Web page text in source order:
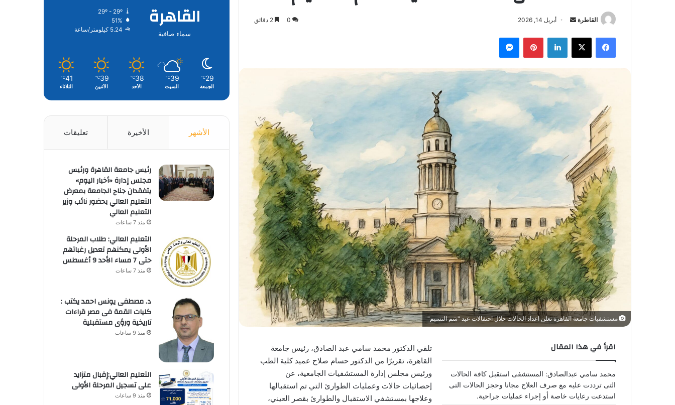
القاطرة
أرسل
إلكترونيا
أبريل 14, 2026 0
فيسبوك ‫X لينكدإن بينتيريستماسنجر
مستشفيات جامعة القاهرة تعلن اعداد الحالات خلال احتفالات عيد "شم النسيم"
اقرأ في هذا المقال
محمد سامي عبدالصادق: المستشفى استقبل كافة الحالات
التى ترددت عليه مع صرف العلاج مجانا وحجز الحالات التى
استدعت رعايات خاصة أو إجراء عمليات جراحية.
تلقي الدكتور محمد سامي عبد الصادق، رئيس جامعة
القاهرة، تقريرًا من الدكتور حسام صلاح عميد كلية الطب
ورئيس مجلس إدارة المستشفيات الجامعية، عن
إحصائيات حالات وعمليات الطوارئ التي تم استقبالها
وعلاجها بمستشفي الاستقبال والطوارئ بقصر العيني،
القاهرة
سماء صافية
29º - 29º
51%
5.24 كيلومتر/ساعة
29
℃
الجمعة
39
℃
السبت
38
℃
الأحد
39
℃
الأثنين
41
℃
الثلاثاء
الأشهر الأخيرة تعليقات
رئيس جامعة القاهرة ورئيس
مجلس إدارة «أخبار اليوم»
يتفقدان جناح الجامعة بمعرض
التعليم العالي بحضور نائب وزير
التعليم العالي
منذ 7 ساعات
التعليم العالي: طلاب المرحلة
الأولى يمكنهم تعديل رغباتهم
حتى 7 مساء الأحد 9 أغسطس
منذ 7 ساعات
د. مصطفى يونس احمد يكتب :
كليات القمة فى مصر قراءات
تاريخية ورؤى مستقبلية
منذ 9 ساعات
التعليم العالي:إقبال متزايد
على تسجيل المرحلة الأولى
منذ 9 ساعات